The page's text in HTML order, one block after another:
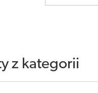
z kategorii